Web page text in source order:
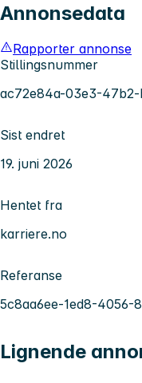
Annonsedata
Rapporter annonse
Stillingsnummer
ac72e84a-03e3-
Sist endret
19. juni 2026
Hentet fra
karriere.no
Referanse
5c8aa6ee-1ed8-4056-
Lignende